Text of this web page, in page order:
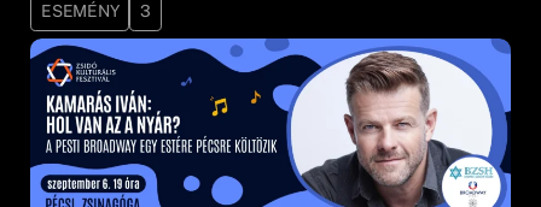
Kategória
Alkategória
Helyszín
ESEMÉNY 3